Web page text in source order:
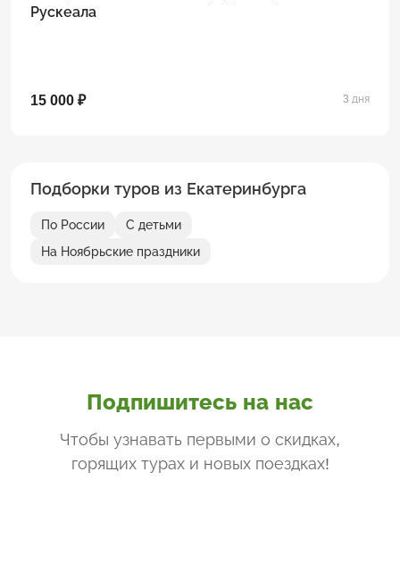
Рускеала
15 000 ₽ 3 дня
Подборки туров из Екатеринбурга
По России
С детьми
На Ноябрьские праздники
Подпишитесь на нас
Чтобы узнавать первыми о скидках,
горящих турах и новых поездках!